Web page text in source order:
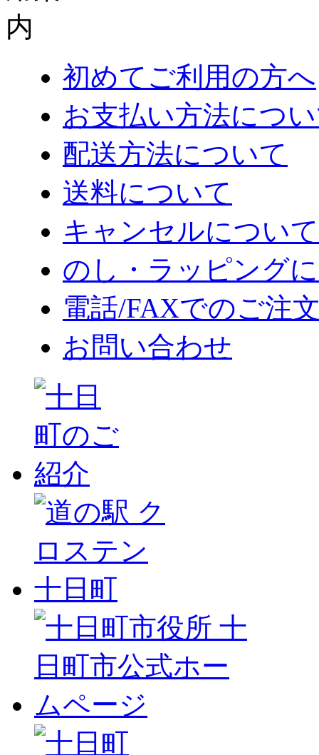
初めてご利用の方へ
お支払い方法につ
配送方法について
送料について
キャンセルについて
のし・ラッピング
電話/FAXでのご注
お問い合わせ